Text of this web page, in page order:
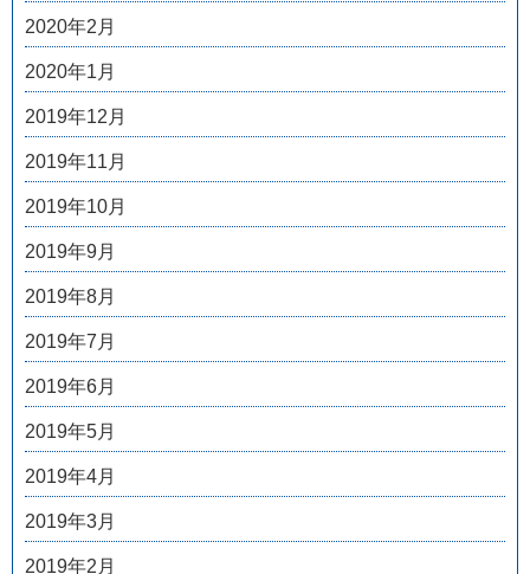
2020年2月
2020年1月
2019年12月
2019年11月
2019年10月
2019年9月
2019年8月
2019年7月
2019年6月
2019年5月
2019年4月
2019年3月
2019年2月